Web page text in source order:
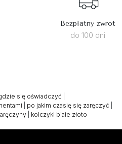
Bezpłatny zwrot
do 100 dni
się oświadczyć
po jakim czasię się zaręczyć
| kolczyki białe złoto